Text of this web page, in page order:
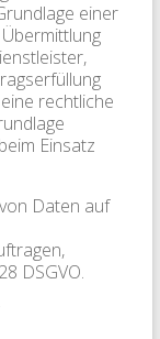
einer
rechtliche
Einsatz
Daten auf
DSGVO.